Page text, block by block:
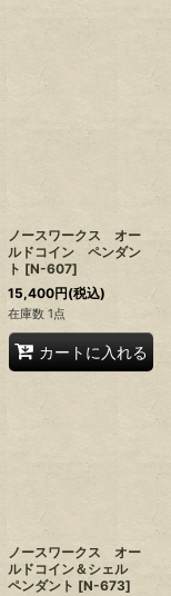
ノースワークス オー
ルドコイン ペンダン
ト [N-607]
15,400円(税込)
在庫数 1点
カートに入れる
ノースワークス オー
ルドコイン＆シェル
ペンダント [N-673]